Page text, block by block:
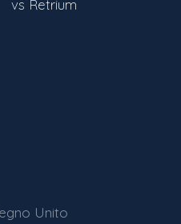
Unito
vs Retrium